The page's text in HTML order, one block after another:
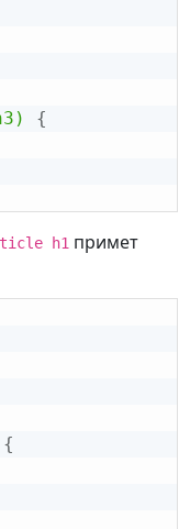
{
h1 примет
{